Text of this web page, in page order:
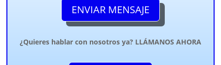
ENVIAR MENSAJE
¿Quieres hablar con nosotros ya? LLÁMANOS AHORA